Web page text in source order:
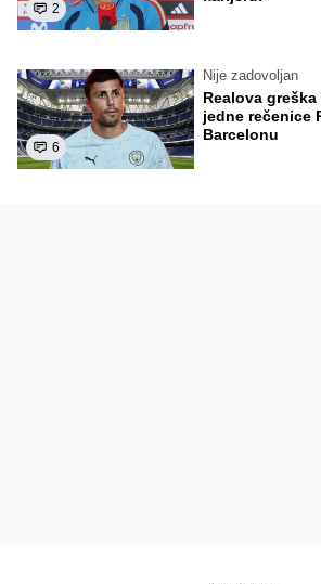
2
6
Nije zadovoljan
Realova
jedne rečenice
Barcelonu